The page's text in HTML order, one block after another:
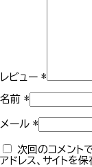
レビュー *
名前 *
メール *
次回のコメント
アドレス、サイトを保